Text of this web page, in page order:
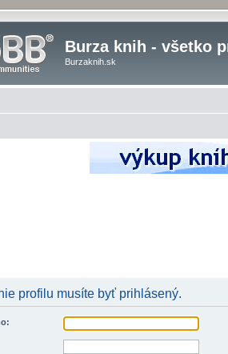
Burza knih - všetko
Burzaknih.sk
profilu musíte byť prihlásený.